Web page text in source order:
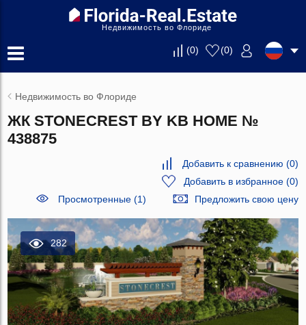
Недвижимость во Флориде
(0) (0)
Недвижимость во Флориде
ЖК STONECREST BY KB HOME №
438875
Добавить к сравнению (0)
Добавить в избранное(0)
Просмотренные (1)
Предложить свою цену
282